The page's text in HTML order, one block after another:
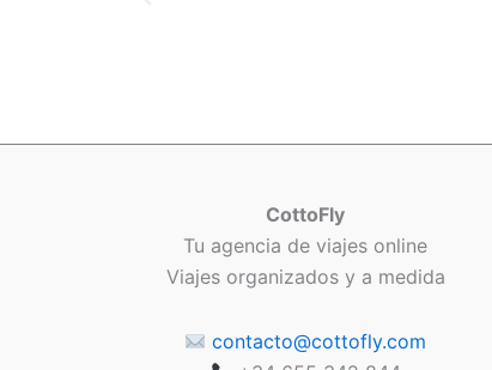
CottoFly
Tu agencia de viajes online
Viajes organizados y a medida
contacto@cottofly.com